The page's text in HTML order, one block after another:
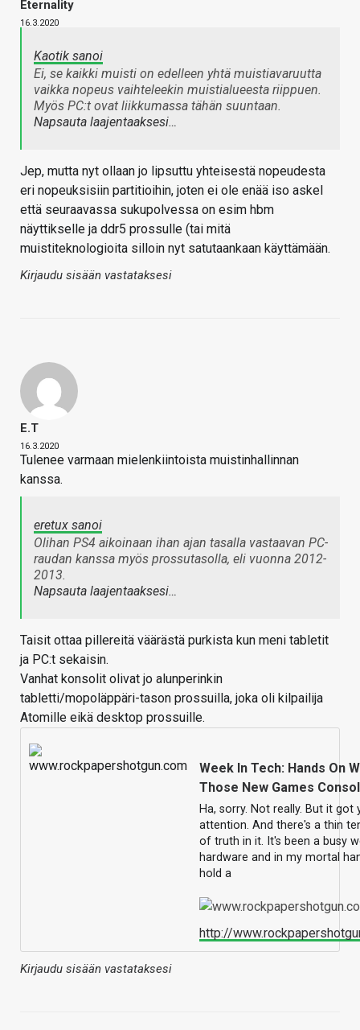
Eternality
16.3.2020
Kaotik sanoi
Ei, se kaikki muisti on edelleen yhtä muistiavaruutta
vaikka nopeus vaihteleekin muistialueesta riippuen.
Myös PC:t ovat liikkumassa tähän suuntaan.
Napsauta laajentaaksesi…
Jep, mutta nyt ollaan jo lipsuttu yhteisestä nopeudesta
eri nopeuksisiin partitioihin, joten ei ole enää iso askel
että seuraavassa sukupolvessa on esim hbm
näyttikselle ja ddr5 prossulle (tai mitä
muistiteknologioita silloin nyt satutaankaan käyttämään.
Kirjaudu sisään vastataksesi
E.T
16.3.2020
Tulenee varmaan mielenkiintoista muistinhallinnan
kanssa.
eretux sanoi
Olihan PS4 aikoinaan ihan ajan tasalla vastaavan PC-
raudan kanssa myös prossutasolla, eli vuonna 2012-
2013.
Napsauta laajentaaksesi…
Taisit ottaa pillereitä väärästä purkista kun meni tabletit
ja PC:t sekaisin.
Vanhat konsolit olivat jo alunperinkin
tabletti/mopoläppäri-tason prossuilla, joka oli kilpailija
Atomille eikä desktop prossuille.
Week In Tech: Hands On
Those New Games
Ha, sorry. Not really. But it got
attention. And there's a thin
of truth in it. It's been a busy
hardware and in my mortal
hold a
http://
Kirjaudu sisään vastataksesi